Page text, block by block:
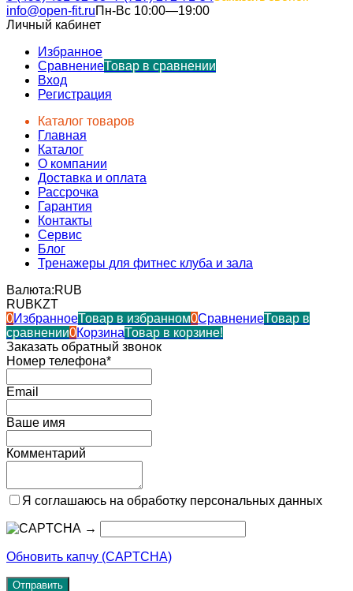
info@open-fit.ruПн-Вс 10:00—19:00
Личный кабинет
Избранное
СравнениеТовар в сравнении
Вход
Регистрация
Каталог товаров
Главная
Каталог
О компании
Доставка и оплата
Рассрочка
Гарантия
Контакты
Сервис
Блог
Тренажеры для фитнес клуба и зала
Валюта:RUB
RUBKZT
0ИзбранноеТовар в избранном0СравнениеТовар в
сравнении0КорзинаТовар в корзине!
Заказать обратный звонок
Номер телефона*
Email
Ваше имя
Комментарий
Я соглашаюсь на обработку персональных данных
→
Обновить капчу (CAPTCHA)